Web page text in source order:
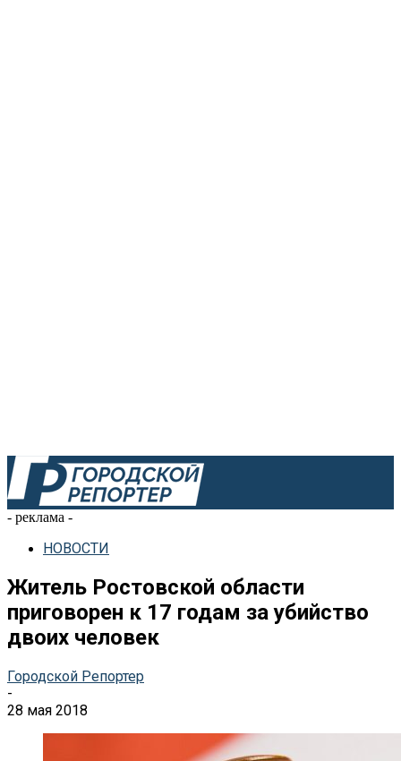
- реклама -
НОВОСТИ
Житель Ростовской области
приговорен к 17 годам за убийство
двоих человек
Городской Репортер
-
28 мая 2018